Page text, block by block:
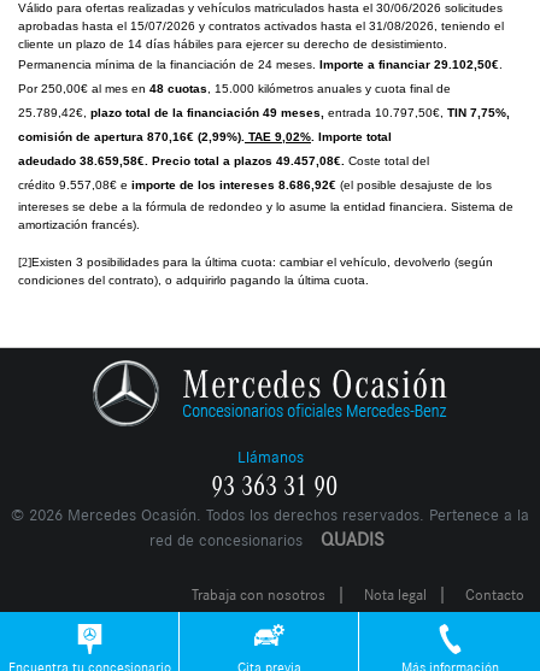
Válido para ofertas realizadas y vehículos matriculados hasta el 30/06/2026 solicitudes
aprobadas hasta el 15/07/2026 y contratos activados hasta el 31/08/2026, teniendo el
cliente un plazo de 14 días hábiles para ejercer su derecho de desistimiento.
Permanencia mínima de la financiación de 24 meses. Importe a financiar 29.102,50€.
Por 250,00€ al mes en 48 cuotas, 15.000 kilómetros anuales y cuota final de
25.789,42€, plazo total de la financiación 49 meses, entrada 10.797,50€, TIN 7,75%,
comisión de apertura 870,16€ (2,99%). TAE 9,02%. Importe total
adeudado 38.659,58€. Precio total a plazos 49.457,08€. Coste total del
crédito 9.557,08€ e importe de los intereses 8.686,92€ (el posible desajuste de los
intereses se debe a la fórmula de redondeo y lo asume la entidad financiera. Sistema de
amortización francés).
[2]Existen 3 posibilidades para la última cuota: cambiar el vehículo, devolverlo (según
condiciones del contrato), o adquirirlo pagando la última cuota.
Llámanos
93 363 31 90
© 2026 Mercedes Ocasión. Todos los derechos reservados. Pertenece a la
red de concesionarios
QUADIS
Trabaja con nosotros | Nota legal | Contacto
Encuentra tu concesionario Cita previa Más información